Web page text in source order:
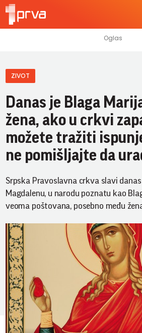
ZIVOT
Danas je Blaga
žena, ako u crkvi
možete tražiti
ne pomišljajte da
Srpska Pravoslavna crkva slavi
Magdalenu, u narodu poznatu kao
veoma poštovana, posebno među